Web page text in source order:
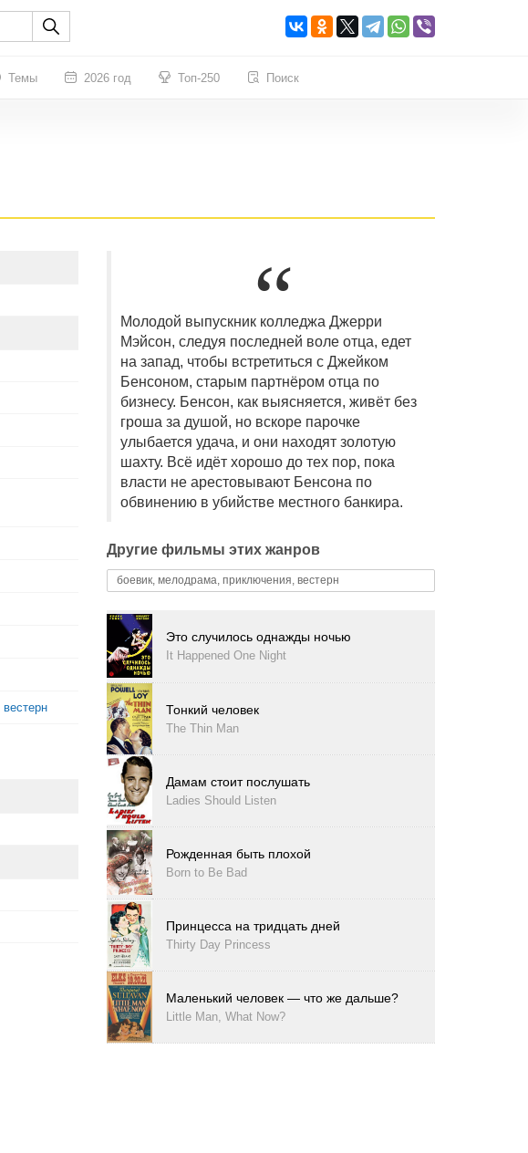
Темы 2026 год Топ-250 Поиск
вестерн
Молодой выпускник колледжа Джерри
Мэйсон, следуя последней воле отца, едет
на запад, чтобы встретиться с Джейком
Бенсоном, старым партнёром отца по
бизнесу. Бенсон, как выясняется, живёт без
гроша за душой, но вскоре парочке
улыбается удача, и они находят золотую
шахту. Всё идёт хорошо до тех пор, пока
власти не арестовывают Бенсона по
обвинению в убийстве местного банкира.
Другие фильмы этих жанров
боевик, мелодрама, приключения, вестерн
Это случилось однажды ночью
It Happened One Night
Тонкий человек
The Thin Man
Дамам стоит послушать
Ladies Should Listen
Рожденная быть плохой
Born to Be Bad
Принцесса на тридцать дней
Thirty Day Princess
Маленький человек — что же дальше?
Little Man, What Now?